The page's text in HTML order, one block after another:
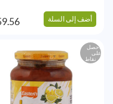
أضف إلى السلة
احصل
على
نقاط